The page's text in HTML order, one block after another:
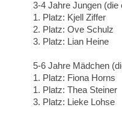
3-4 Jahre Jungen (die
1. Platz: Kjell Ziffer
2. Platz: Ove Schulz
3. Platz: Lian Heine
5-6 Jahre Mädchen
1. Platz: Fiona Horns
1. Platz: Thea Steiner
3. Platz: Lieke Lohse